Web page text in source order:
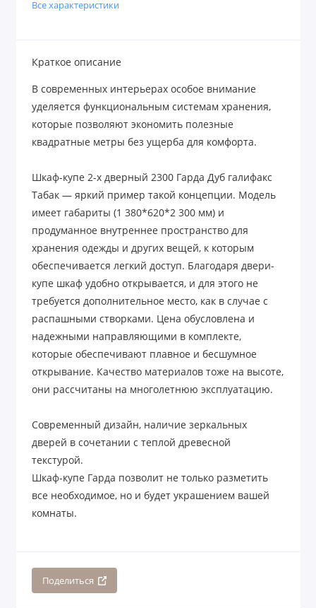
Все характеристики
Краткое описание
В современных интерьерах особое внимание
уделяется функциональным системам хранения,
которые позволяют экономить полезные
квадратные метры без ущерба для комфорта.
Шкаф-купе 2-х дверный 2300 Гарда Дуб галифакс
Табак — яркий пример такой концепции. Модель
имеет габариты (1 380*620*2 300 мм) и
продуманное внутреннее пространство для
хранения одежды и других вещей, к которым
обеспечивается легкий доступ. Благодаря двери-
купе шкаф удобно открывается, и для этого не
требуется дополнительное место, как в случае с
распашными створками. Цена обусловлена и
надежными направляющими в комплекте,
которые обеспечивают плавное и бесшумное
открывание. Качество материалов тоже на высоте,
они рассчитаны на многолетнюю эксплуатацию.
Современный дизайн, наличие зеркальных
дверей в сочетании с теплой древесной
текстурой.
Шкаф-купе Гарда позволит не только разметить
все необходимое, но и будет украшением вашей
комнаты.
Поделиться